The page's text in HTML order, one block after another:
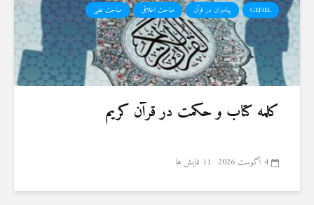
GENEL پیامبران در قرآن مباحث اخلاقی مباحث علمی
کلمه کتاب و حکمت در قرآن کریم
4 آگوست 2026 11 نمایش ها